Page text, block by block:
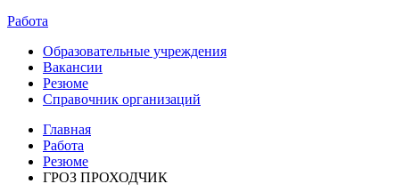
Работа
Образовательные учреждения
Вакансии
Резюме
Справочник организаций
Главная
Работа
Резюме
ГРОЗ ПРОХОДЧИК